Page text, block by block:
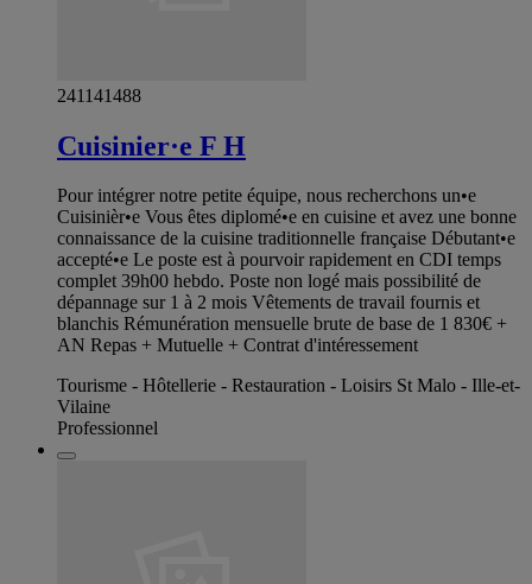
241141488
Cuisinier·e F H
Pour intégrer notre petite équipe, nous recherchons un•e
Cuisinièr•e Vous êtes diplomé•e en cuisine et avez une bonne
connaissance de la cuisine traditionnelle française Débutant•e
accepté•e Le poste est à pourvoir rapidement en CDI temps
complet 39h00 hebdo. Poste non logé mais possibilité de
dépannage sur 1 à 2 mois Vêtements de travail fournis et
blanchis Rémunération mensuelle brute de base de 1 830€ +
AN Repas + Mutuelle + Contrat d'intéressement
Tourisme - Hôtellerie - Restauration - Loisirs St Malo - Ille-et-
Vilaine
Professionnel